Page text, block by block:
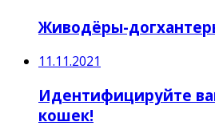
Живодёры-
11.11.2021
Идентифицируйте
кошек!